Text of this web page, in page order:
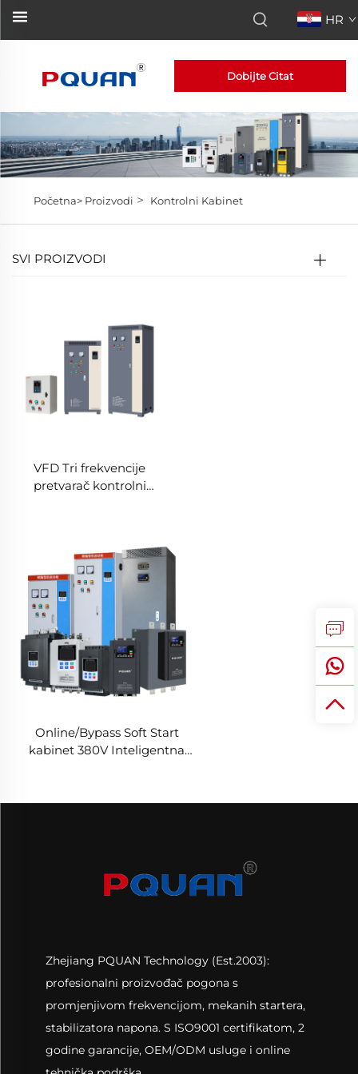
HR
Dobijte Citat
Početna> Proizvodi > Kontrolni Kabinet
SVI PROIZVODI
VFD Tri frekvencije
pretvarač kontrolni
napona varijabilne
frekvencije
Online/Bypass Soft Start
kabinet 380V Inteligentna
Soft Start kabinet
Zhejiang PQUAN Technology (Est.2003):
profesionalni proizvođač pogona s
promjenjivom frekvencijom, mekanih startera,
stabilizatora napona. S ISO9001 certifikatom, 2
godine garancije, OEM/ODM usluge i online